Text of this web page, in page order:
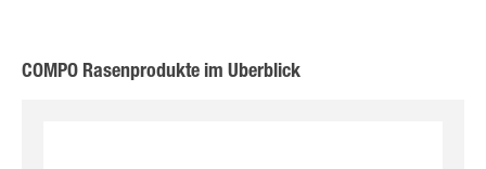
COMPO Rasenprodukte im Überblick